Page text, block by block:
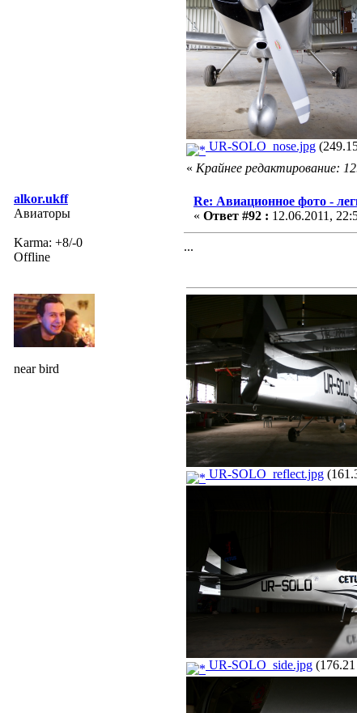
UR-SOLO_nose.jpg
« Крайнее редактирование:
alkor.ukff
Авиаторы
Karma: +8/-0
Offline
near bird
Re: Авиационное фото -
« Ответ #92 : 12.06.2011,
...
UR-SOLO_reflect.jpg
UR-SOLO_side.jpg